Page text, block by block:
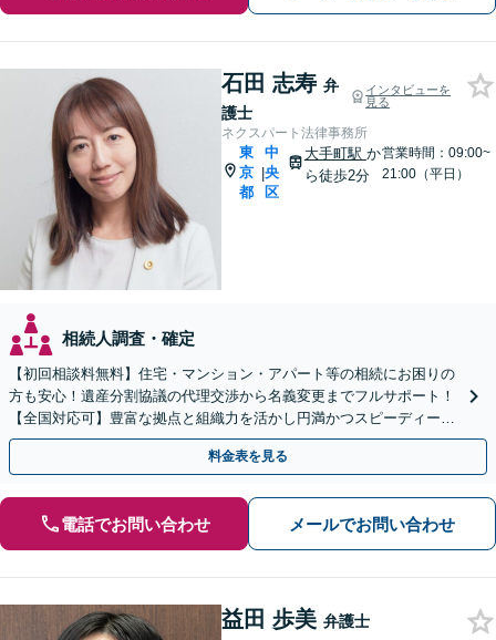
石田 志寿 弁
護士
インタビューを
見る
ネクスパート法律事務所
東
京
都
|
中
央
区
大手町駅 か
ら徒歩2分
営業時間：09:00~
21:00（平日）
相続人調査・確定
【初回相談料無料】住宅・マンション・アパート等の相続にお困りの
方も安心！遺産分割協議の代理交渉から名義変更までフルサポート！
【全国対応可】豊富な拠点と組織力を活かし円満かつスピーディーに
相続手続きをお手伝いします【取扱い実績2000件以上】
料金表を見る
電話でお問い合わせ メールでお問い合わせ
益田 歩美 弁護士